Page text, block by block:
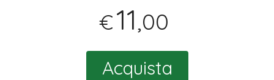
€11,00
Acquista